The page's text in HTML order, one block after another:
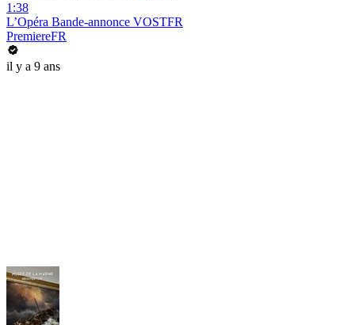
1:38
L’Opéra Bande-annonce VOSTFR
PremiereFR
il y a 9 ans